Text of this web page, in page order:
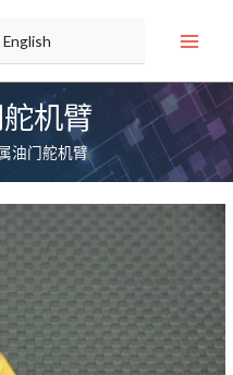
English
机臂
油门舵机臂